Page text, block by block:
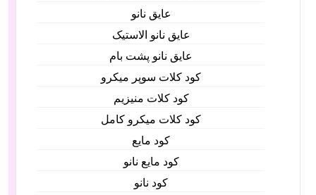
عایق نانو
عایق نانو الاستیک
عایق نانو پشت بام
کود کلات سوپر میکرو
کود کلات منیزیم
کود کلات میکرو کامل
کود مایع
کود مایع نانو
کود نانو